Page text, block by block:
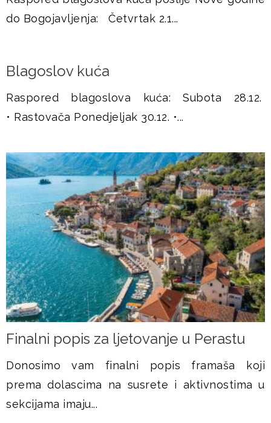
u
e
do Bogojavljenja: Četvrtak 2.1...
Blagoslov kuća
Raspored blagoslova kuća: Subota 28.12.
• Rastovača Ponedjeljak 30.12. •...
Finalni popis za ljetovanje u Perastu
Donosimo vam finalni popis framaša koji
prema dolascima na susrete i aktivnostima u
sekcijama imaju...